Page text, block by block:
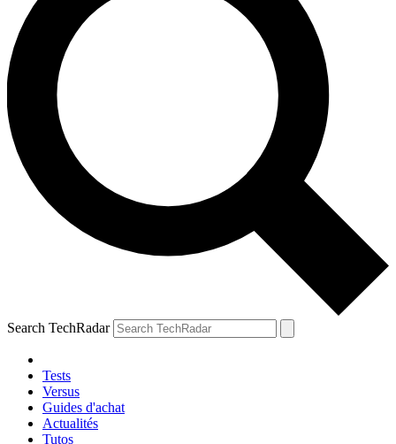
Search TechRadar
Tests
Versus
Guides d'achat
Actualités
Tutos